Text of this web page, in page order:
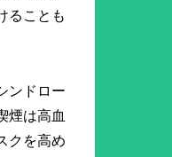
ることも
ンドロー
煙は高血
クを高め